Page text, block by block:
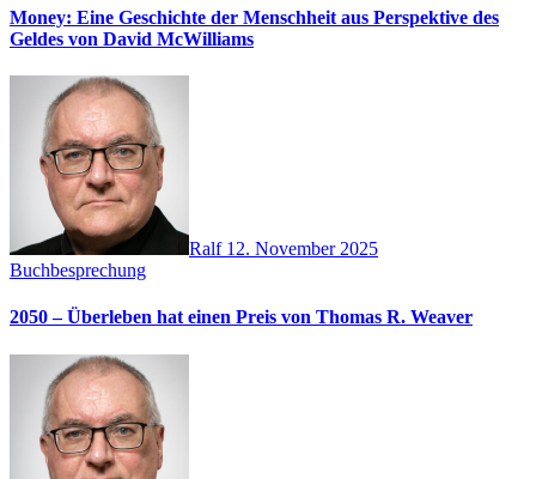
Money: Eine Geschichte der Menschheit aus Perspektive des
Geldes von David McWilliams
Ralf 12. November 2025
Buchbesprechung
2050 – Überleben hat einen Preis von Thomas R. Weaver